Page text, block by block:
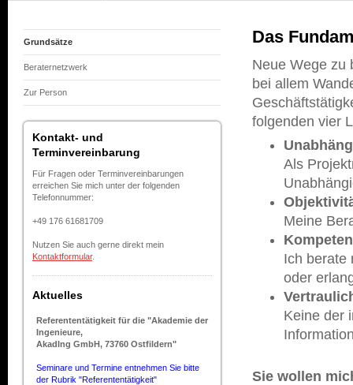
Grundsätze
Beraternetzwerk
Zur Person
Kontakt- und
Terminvereinbarung
Für Fragen oder Terminvereinbarungen
erreichen Sie mich unter der folgenden
Telefonnummer:
+49 176 61681709
Nutzen Sie auch gerne direkt mein
Kontaktformular.
Aktuelles
Referententätigkeit für die "Akademie der
Ingenieure,
AkadIng GmbH, 73760 Ostfildern"
Seminare und Termine entnehmen Sie bitte
der Rubrik "Referententätigkeit"
Das
Neue Wege zu
bei allem
folgenden vier
Als
Meine
Ich berate
oder
Keine der
Sie wollen